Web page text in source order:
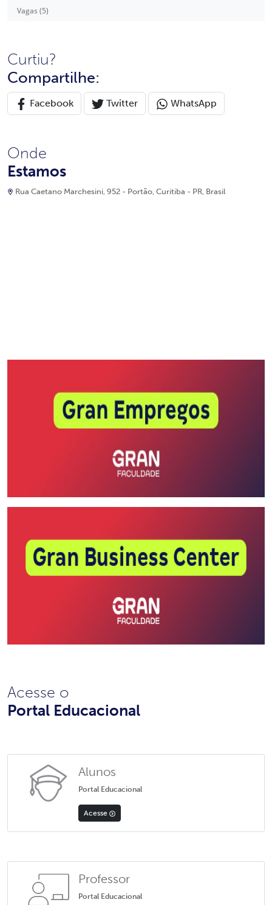
Vagas (5)
Curtiu?
Compartilhe:
Facebook Twitter WhatsApp
Onde
Estamos
Rua Caetano Marchesini, 952 - Portão, Curitiba - PR, Brasil
Acesse o
Portal Educacional
Alunos
Portal Educacional
Acesse
Professor
Portal Educacional